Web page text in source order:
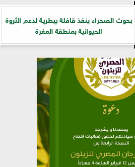
بحوث الصحراء ينفذ قافلة بيطرية لدعم الثروة
الحيوانية بمنطقة المغرة